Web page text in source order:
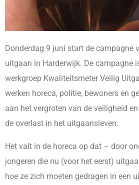
Donderdag 9 juni start de campagne
uitgaan in Harderwijk. De campagne
werkgroep Kwaliteitsmeter Veilig
werken horeca, politie, bewoners en
aan het vergroten van de veiligheid
de overlast in het uitgaansleven.
Het valt in de horeca op dat – door
jongeren die nu (voor het eerst)
hoe ze zich moeten gedragen in een